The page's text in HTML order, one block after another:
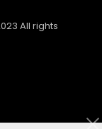
All rights